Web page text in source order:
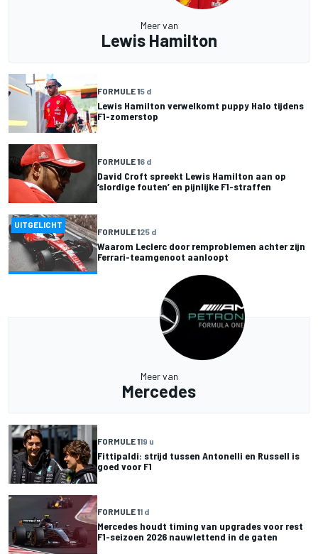
Meer van
Lewis Hamilton
FORMULE 15 d
Lewis Hamilton verwelkomt puppy Halo tijdens
F1-zomerstop
FORMULE 16 d
David Croft spreekt Lewis Hamilton aan op
‘slordige fouten’ en pijnlijke F1-straffen
UITGELICHT
FORMULE 125 d
Waarom Leclerc door remproblemen achter zijn
Ferrari-teamgenoot aanloopt
Meer van
Mercedes
FORMULE 119 u
Fittipaldi: strijd tussen Antonelli en Russell is
goed voor F1
FORMULE 11 d
Mercedes houdt timing van upgrades voor rest
F1-seizoen 2026 nauwlettend in de gaten